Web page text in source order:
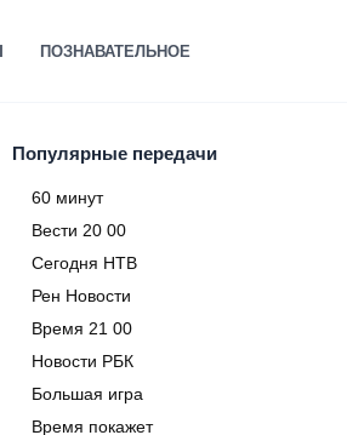
ПОЗНАВАТЕЛЬНОЕ
Популярные передачи
60 минут
Вести 20 00
Сегодня НТВ
Рен Новости
Время 21 00
Новости РБК
Большая игра
Время покажет